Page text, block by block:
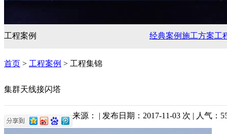
工程案例 经典案例施工方案工
首页 > 工程案例 > 工程集锦
集群天线接闪塔
来源： | 发布日期：2017-11-03 次 | 人气：